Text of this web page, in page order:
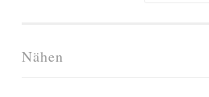
Nähen